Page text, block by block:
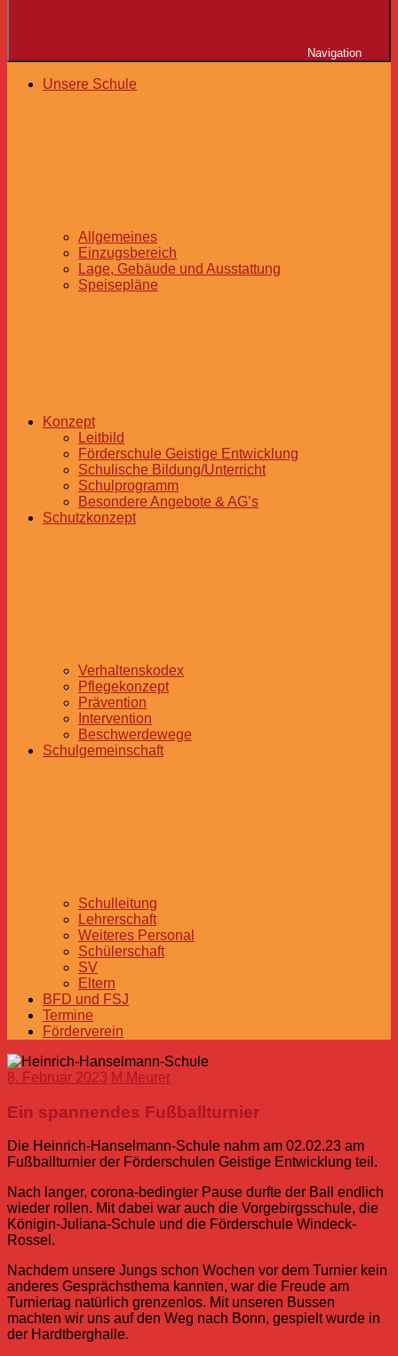
Navigation
Unsere Schule
Allgemeines
Einzugsbereich
Lage, Gebäude und Ausstattung
Speisepläne
Konzept
Leitbild
Förderschule Geistige Entwicklung
Schulische Bildung/Unterricht
Schulprogramm
Besondere Angebote & AG’s
Schutzkonzept
Verhaltenskodex
Pflegekonzept
Prävention
Intervention
Beschwerdewege
Schulgemeinschaft
Schulleitung
Lehrerschaft
Weiteres Personal
Schülerschaft
SV
Eltern
BFD und FSJ
Termine
Förderverein
8. Februar 2023 M.Meurer
Ein spannendes Fußballturnier
Die Heinrich-Hanselmann-Schule nahm am 02.02.23 am
Fußballturnier der Förderschulen Geistige Entwicklung teil.
Nach langer, corona-bedingter Pause durfte der Ball endlich
wieder rollen. Mit dabei war auch die Vorgebirgsschule, die
Königin-Juliana-Schule und die Förderschule Windeck-
Rossel.
Nachdem unsere Jungs schon Wochen vor dem Turnier kein
anderes Gesprächsthema kannten, war die Freude am
Turniertag natürlich grenzenlos. Mit unseren Bussen
machten wir uns auf den Weg nach Bonn, gespielt wurde in
der Hardtberghalle.